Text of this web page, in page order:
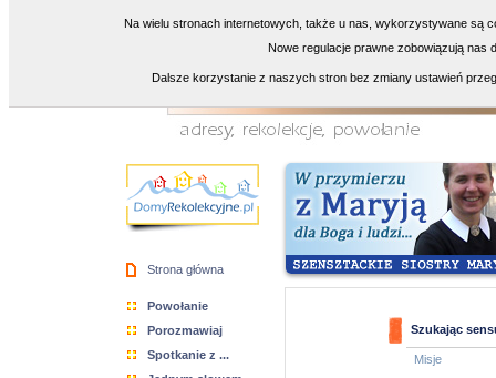
Strona główna
Powołanie
Porozmawiaj
Spotkanie z ...
Szukając
Misje
Na wielu stronach internetowych, także u nas, wykorzystywane są
Nowe regulacje prawne zobowiązują nas
Dalsze korzystanie z naszych stron bez zmiany ustawień